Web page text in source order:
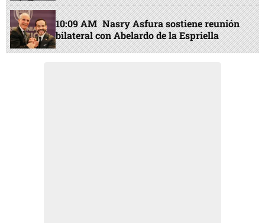
10:09 AM Nasry Asfura sostiene reunión
bilateral con Abelardo de la Espriella